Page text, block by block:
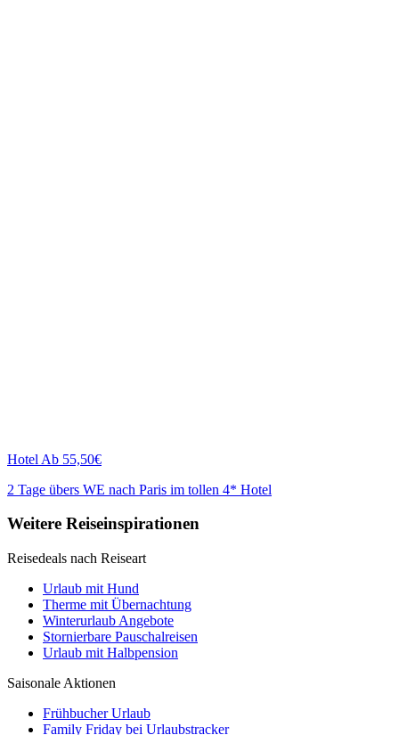
Hotel Ab 55,50€
2 Tage übers WE nach Paris im tollen 4* Hotel
Weitere Reiseinspirationen
Reisedeals nach Reiseart
Urlaub mit Hund
Therme mit Übernachtung
Winterurlaub Angebote
Stornierbare Pauschalreisen
Urlaub mit Halbpension
Saisonale Aktionen
Frühbucher Urlaub
Family Friday bei Urlaubstracker